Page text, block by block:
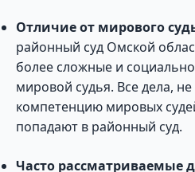
Отличие от мирового
районный суд Омской
более сложные и
мировой судья. Все дела,
компетенцию мировых
попадают в районный суд.
Часто рассматриваемые